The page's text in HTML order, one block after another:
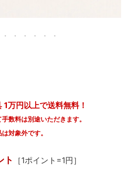
万円以上で送料無料！
数料は別途いただきます。
対象外です。
ト ［1ポイント=1円］